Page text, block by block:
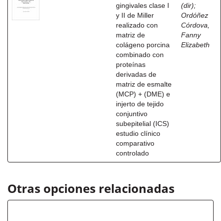
gingivales clase I
y II de Miller
realizado con
matriz de
colágeno porcina
combinado con
proteínas
derivadas de
matriz de esmalte
(MCP) + (DME) e
injerto de tejido
conjuntivo
subepitelial (ICS)
estudio clínico
comparativo
controlado
(dir);
Ordóñez
Córdova,
Fanny
Elizabeth
Otras opciones relacionadas